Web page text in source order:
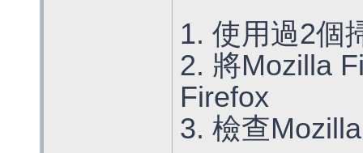
1. 使用過2個
2. 將Mozilla
Firefox
3. 檢查